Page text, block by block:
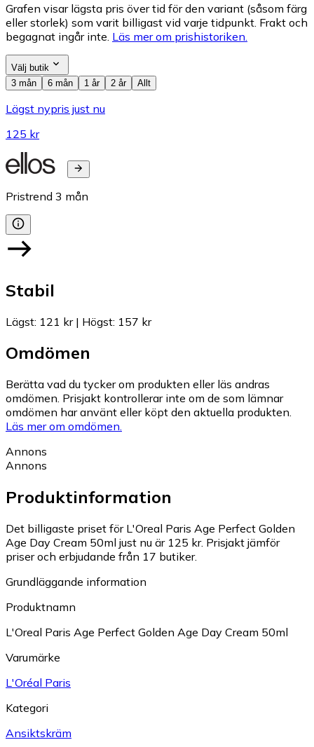
Grafen visar lägsta pris över tid för den variant (såsom färg
eller storlek) som varit billigast vid varje tidpunkt. Frakt och
begagnat ingår inte. Läs mer om prishistoriken.
Välj butik
3 mån
6 mån 1 år 2 år Allt
Lägst nypris just nu
125 kr
Pristrend 3 mån
Stabil
Lägst: 121 kr| Högst: 157 kr
Omdömen
Berätta vad du tycker om produkten eller läs andras
omdömen. Prisjakt kontrollerar inte om de som lämnar
omdömen har använt eller köpt den aktuella produkten.
Läs mer om omdömen.
Annons
Annons
Produktinformation
Det billigaste priset för L'Oreal Paris Age Perfect Golden
Age Day Cream 50ml just nu är 125 kr. Prisjakt jämför
priser och erbjudande från 17 butiker.
Grundläggande information
Produktnamn
L'Oreal Paris Age Perfect Golden Age Day Cream 50ml
Varumärke
L'Oréal Paris
Kategori
Ansiktskräm